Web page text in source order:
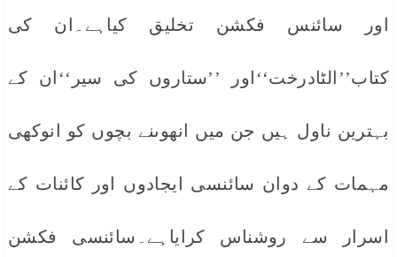
اور سائنس فکشن تخلیق کیاہے۔ان کی
کتاب’’الٹادرخت‘‘اور ’’ستاروں کی سیر‘‘ان کے
بہترین ناول ہیں جن میں انھوںنے بچوں کو انوکھی
مہمات کے دوان سائنسی ایجادوں اور کائنات کے
اسرار سے روشناس کرایاہے۔سائنسی فکشن